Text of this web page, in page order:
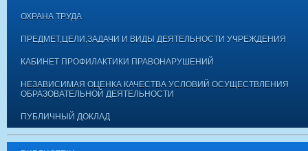
ОХРАНА ТРУДА
ПРЕДМЕТ,ЦЕЛИ,ЗАДАЧИ И ВИДЫ ДЕЯТЕЛЬНОСТИ УЧРЕЖДЕНИЯ
КАБИНЕТ ПРОФИЛАКТИКИ ПРАВОНАРУШЕНИЙ
НЕЗАВИСИМАЯ ОЦЕНКА КАЧЕСТВА УСЛОВИЙ ОСУЩЕСТВЛЕНИЯ
ОБРАЗОВАТЕЛЬНОЙ ДЕЯТЕЛЬНОСТИ
ПУБЛИЧНЫЙ ДОКЛАД